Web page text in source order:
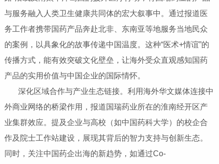
与服务融入人类卫生健康共同体的宏大叙事中。通过报道医
务工作者携带国药产品奔赴北非、东南亚等地服务当地民众
的案例，以具象化的故事传递中国温度。这种“医术+情谊”的
传播方式，能有效突破文化壁垒，让海外受众直观感知国药
产品的实用价值与中国企业的国际情怀。
深化区域合作与产业生态链接‌。利用海外华文媒体连接中
外商业网络的桥梁作用，报道国瑞药业所在的淮南经开区产
业集群效应。提及企业与高校（如中国药科大学）的校企合
作及院士工作站建设，展现其背后的智力支持与创新生态。
同时，关注中国药企出海的新趋势，如通过Co-